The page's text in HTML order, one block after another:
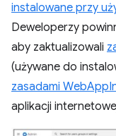
instalowane przy
Deweloperzy
aby zaktualizowali
(używane do
zasadami
aplikacji